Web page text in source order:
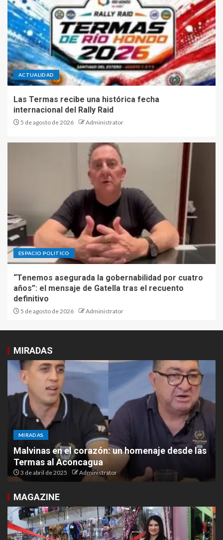
ACTUALIDAD
Las Termas recibe una histórica fecha
internacional del Rally Raid
5 de agosto de 2026 Administrator
ESPACIO POLITICO
“Tenemos asegurada la gobernabilidad por cuatro
años”: el mensaje de Gatella tras el recuento
definitivo
5 de agosto de 2026 Administrator
MIRADAS
MIRADAS
Malvinas en el corazón: un homenaje desde las
Termas al Aconcagua
3 de abril de 2025 Administrator
MAGAZINE